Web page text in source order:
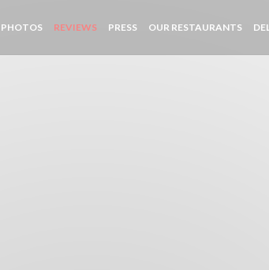
PHOTOS REVIEWS PRESS OUR RESTAURANTS